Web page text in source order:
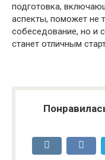
подготовка,
аспекты, поможет не
собеседование, но и
станет отличным